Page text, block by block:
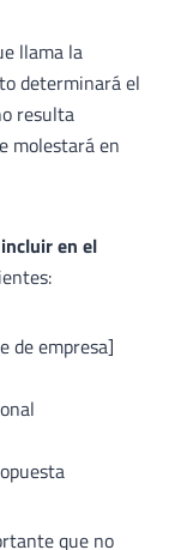
llama la
determinará el
resulta
molestará en
en el
de empresa]
que no